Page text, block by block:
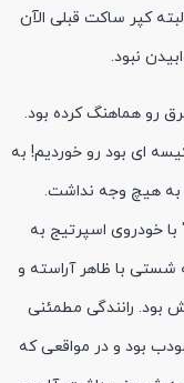
کپر ساکت قبلی الآن
نبود.
روز دوم از ساعت ۹ مسیر شرق رو هماهنگ کرده بود.
ای بود رو خوردیم! به
به هیچ وجه نداشت.
با خودروی اسپرتیج به
با ظاهر آراسته و
بود. رانندگی مطمئنی
بود و در مواقعی که